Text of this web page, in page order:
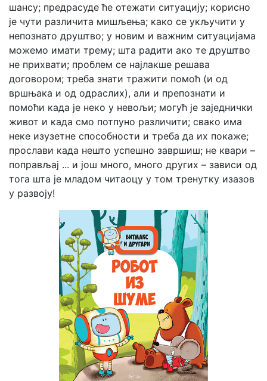
шансу; предрасуде ће отежати ситуацију; корисно
је чути различита мишљења; како се укључити у
непознато друштво; у новим и важним ситуацијама
можемо имати трему; шта радити ако те друштво
не прихвати; проблем се најлакше решава
договором; треба знати тражити помоћ (и од
вршњака и од одраслих), али и препознати и
помоћи када је неко у невољи; могућ је заједнички
живот и када смо потпуно различити; свако има
неке изузетне способности и треба да их покаже;
прослави када нешто успешно завршиш; не квари –
поправљај ... и још много, много других – зависи од
тога шта је младом читаоцу у том тренутку изазов
у развоју!